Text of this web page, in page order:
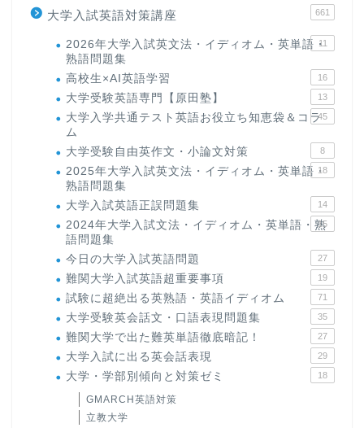
大学入試英語対策講座 661
2026年大学入試英文法・イディオム・英単語・
熟語問題集
11
高校生×AI英語学習 16
大学受験英語専門【原田塾】 13
大学入学共通テスト英語お役立ち知恵袋＆コラ
ム
45
大学受験自由英作文・小論文対策 8
2025年大学入試英文法・イディオム・英単語・
熟語問題集
18
大学入試英語正誤問題集 14
2024年大学入試文法・イディオム・英単語・熟
語問題集
15
今日の大学入試英語問題 27
難関大学入試英語超重要事項 19
試験に超絶出る英熟語・英語イディオム 71
大学受験英会話文・口語表現問題集 35
難関大学で出た難英単語徹底暗記！ 27
大学入試に出る英会話表現 29
大学・学部別傾向と対策ゼミ 18
GMARCH英語対策
立教大学